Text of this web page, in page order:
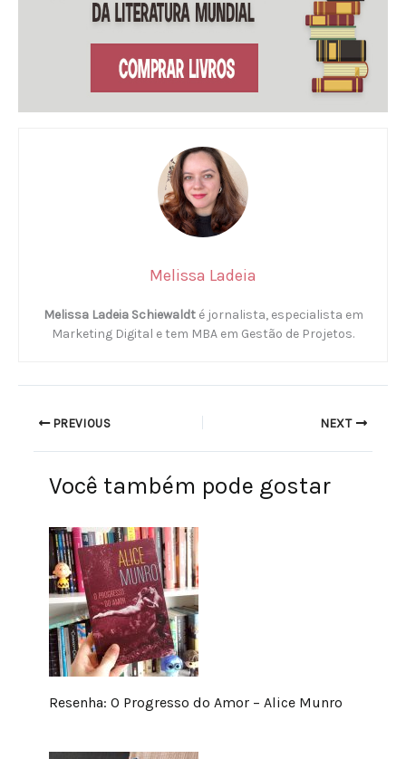
Melissa Ladeia
Melissa Ladeia Schiewaldté jornalista, especialista em
Marketing Digital e tem MBA em Gestão de Projetos.
PREVIOUS NEXT
Você também pode gostar
Resenha: O Progresso do Amor – Alice Munro